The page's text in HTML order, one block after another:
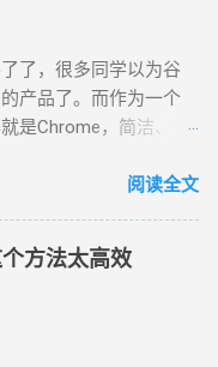
止，中文配音员一共
晓辰、晓涵、晓墨、
、晓颜、晓悠、晓
、云夏、云泽。 最近新
南，云贵川桂 )、 云翔
河南) 、晓北 (女，东
曉臻 (女，台湾普通
了，很多同学以为谷
产品了。而作为一个
是Chrome，简洁、快
载安装就行了。 国内
index.html
阅读全文
方法太高效